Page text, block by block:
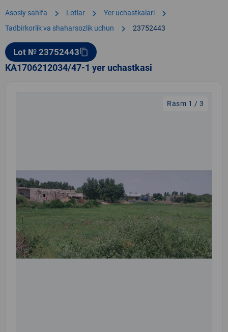
Asosiy sahifa chevron_right Lotlar chevron_right Yer uchastkalari chevron_right
Tadbirkorlik va shaharsozlik uchun chevron_right 23752443
Lot № 23752443content_copy
KA1706212034/47-1 yer uchastkasi
Rasm 1 / 3